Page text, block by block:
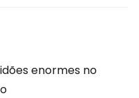
enormes no